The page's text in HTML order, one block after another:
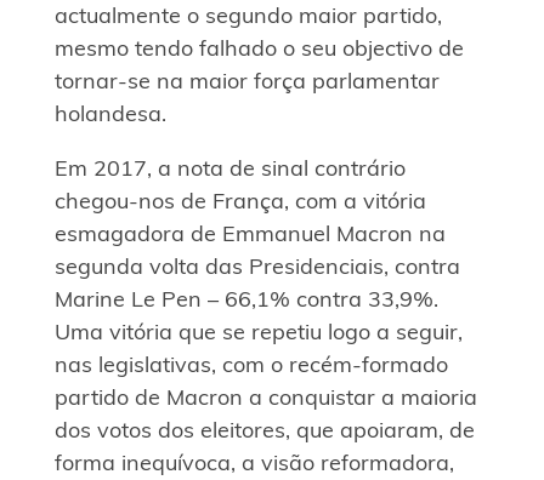
actualmente o segundo maior partido,
mesmo tendo falhado o seu objectivo de
tornar-se na maior força parlamentar
holandesa.
Em 2017, a nota de sinal contrário
chegou-nos de França, com a vitória
esmagadora de Emmanuel Macron na
segunda volta das Presidenciais, contra
Marine Le Pen – 66,1% contra 33,9%.
Uma vitória que se repetiu logo a seguir,
nas legislativas, com o recém-formado
partido de Macron a conquistar a maioria
dos votos dos eleitores, que apoiaram, de
forma inequívoca, a visão reformadora,